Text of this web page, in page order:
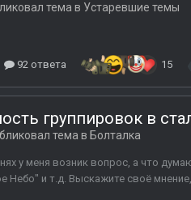
тема в Устаревшие темы
92 ответа 15
группировок в
тема в Болталка
у меня возник вопрос, а что
Небо" и т.д. Выскажите своё